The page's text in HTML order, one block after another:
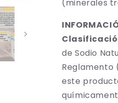
(minerales
de Sodio
Reglamento
este